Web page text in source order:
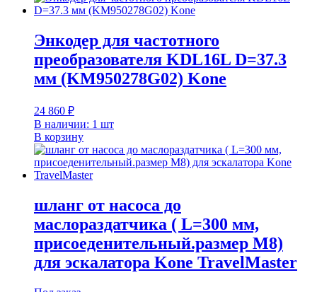
Энкодер для частотного
преобразователя KDL16L D=37.3
мм (KM950278G02) Kone
24 860 ₽
В наличии: 1 шт
В корзину
шланг от насоса до
маслораздатчика ( L=300 мм,
присоеденительный.размер М8)
для эскалатора Kone TravelMaster